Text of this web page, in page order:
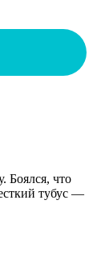
Боялся, что
тубус —